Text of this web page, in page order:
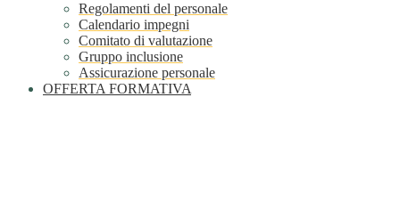
Regolamenti del personale
Calendario impegni
Comitato di valutazione
Gruppo inclusione
Assicurazione personale
OFFERTA FORMATIVA